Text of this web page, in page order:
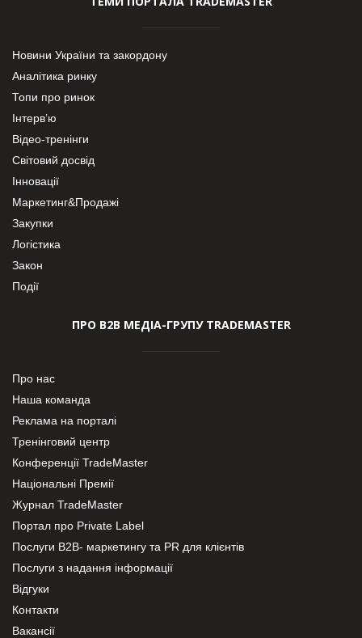
Новини України та закордону
Аналітика ринку
Топи про ринок
Інтерв’ю
Відео-тренінги
Світовий досвід
Інновації
Маркетинг&Продажі
Закупки
Логістика
Закон
Події
ПРО В2В МЕДІА-ГРУПУ TRADEMASTER
Про нас
Наша команда
Реклама на порталі
Тренінговий центр
Конференції TradeMaster
Національні Премії
Журнал TradeMaster
Портал про Private Label
Послуги В2В- маркетингу та PR для клієнтів
Послуги з надання інформації
Відгуки
Контакти
Вакансії